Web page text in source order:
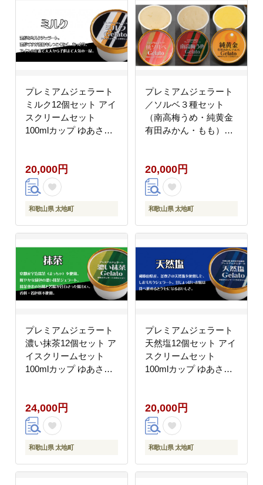
プレミアムジェラート
ミルク12個セット アイ
スクリームセット
100mlカップ ゆあさジ
20,000円
和歌山県 太地町
プレミアムジェラート
／ソルベ３種セット
（南高梅うめ・純黄金
有田みかん・もも）／
100ml／ゆあさジェラ
ートラボラトリー 紀伊
国屋文左衛門本舗
【ntbt704】
20,000円
和歌山県 太地町
プレミアムジェラート
濃い抹茶12個セット ア
イスクリームセット
100mlカップ ゆあさジ
24,000円
和歌山県 太地町
プレミアムジェラート
天然塩12個セット アイ
スクリームセット
100mlカップ ゆあさジ
20,000円
和歌山県 太地町